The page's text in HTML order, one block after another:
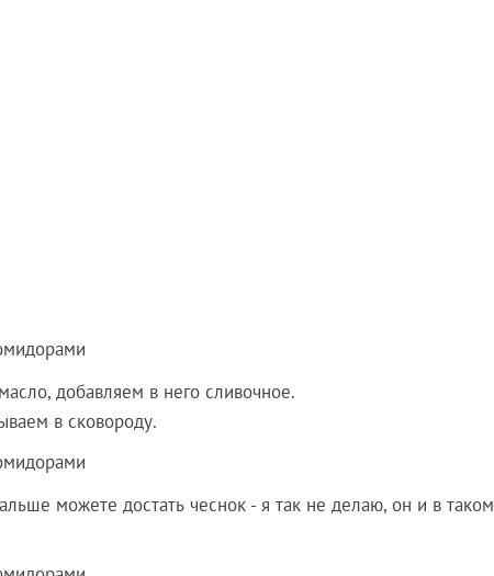
добавляем в него сливочное.
в сковороду.
можете достать чеснок - я так не делаю, он и в таком